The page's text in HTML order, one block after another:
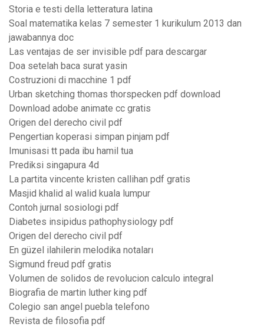
Storia e testi della letteratura latina
Soal matematika kelas 7 semester 1 kurikulum 2013 dan
jawabannya doc
Las ventajas de ser invisible pdf para descargar
Doa setelah baca surat yasin
Costruzioni di macchine 1 pdf
Urban sketching thomas thorspecken pdf download
Download adobe animate cc gratis
Origen del derecho civil pdf
Pengertian koperasi simpan pinjam pdf
Imunisasi tt pada ibu hamil tua
Prediksi singapura 4d
La partita vincente kristen callihan pdf gratis
Masjid khalid al walid kuala lumpur
Contoh jurnal sosiologi pdf
Diabetes insipidus pathophysiology pdf
Origen del derecho civil pdf
En güzel ilahilerin melodika notaları
Sigmund freud pdf gratis
Volumen de solidos de revolucion calculo integral
Biografia de martin luther king pdf
Colegio san angel puebla telefono
Revista de filosofia pdf